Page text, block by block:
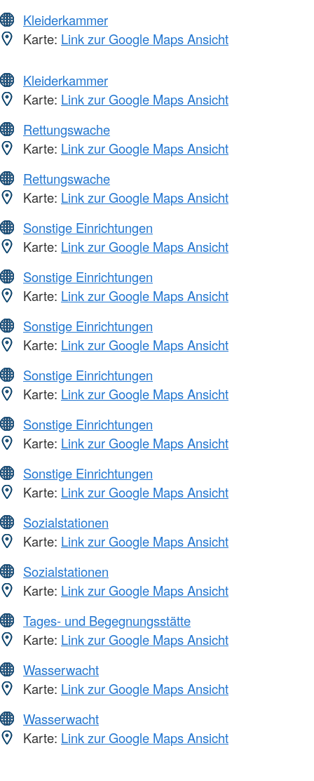
Kleiderkammer
Karte: Link zur Google Maps Ansicht
Kleiderkammer
Karte: Link zur Google Maps Ansicht
Rettungswache
Karte: Link zur Google Maps Ansicht
Rettungswache
Karte: Link zur Google Maps Ansicht
Sonstige Einrichtungen
Karte: Link zur Google Maps Ansicht
Sonstige Einrichtungen
Karte: Link zur Google Maps Ansicht
Sonstige Einrichtungen
Karte: Link zur Google Maps Ansicht
Sonstige Einrichtungen
Karte: Link zur Google Maps Ansicht
Sonstige Einrichtungen
Karte: Link zur Google Maps Ansicht
Sonstige Einrichtungen
Karte: Link zur Google Maps Ansicht
Sozialstationen
Karte: Link zur Google Maps Ansicht
Sozialstationen
Karte: Link zur Google Maps Ansicht
Tages- und Begegnungsstätte
Karte: Link zur Google Maps Ansicht
Wasserwacht
Karte: Link zur Google Maps Ansicht
Wasserwacht
Karte: Link zur Google Maps Ansicht